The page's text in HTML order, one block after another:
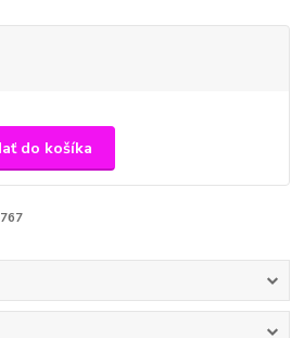
do košíka
767